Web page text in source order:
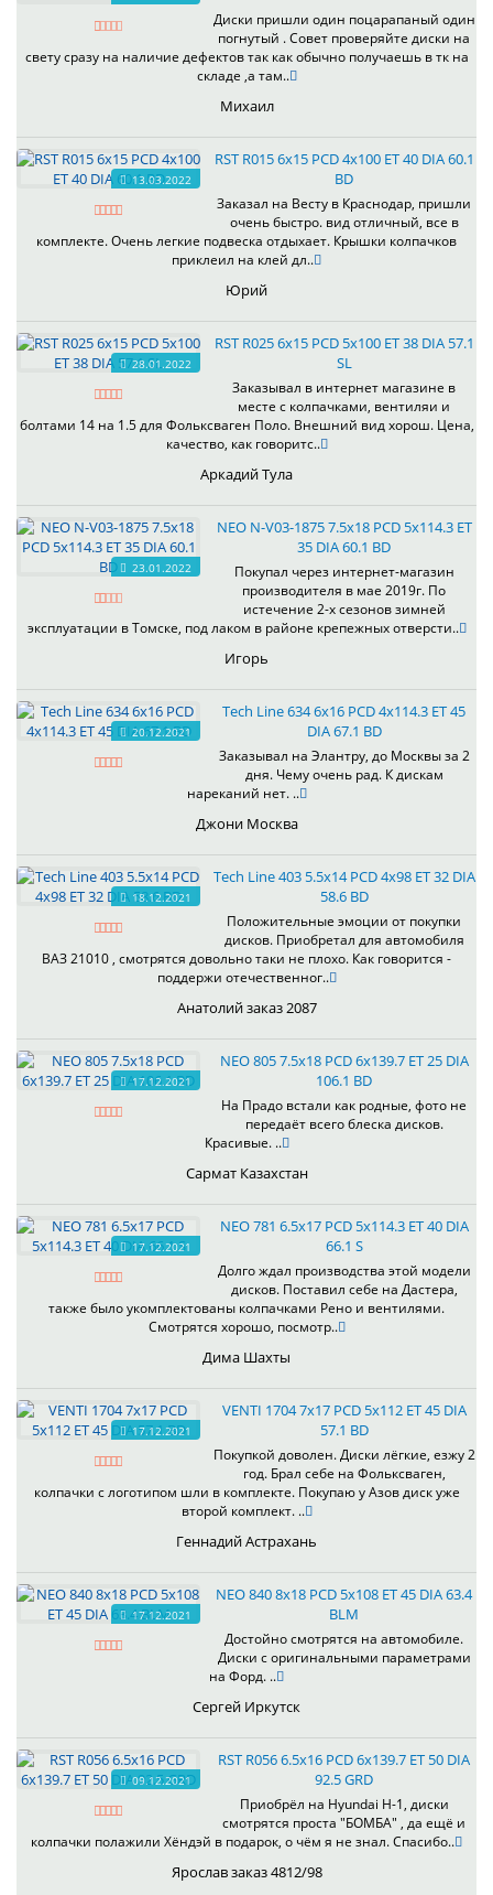
Диски пришли один поцарапаный один
погнутый . Совет проверяйте диски на
свету сразу на наличие дефектов так как обычно получаешь в тк на
складе ,а там..
Михаил
13.03.2022
RST R015 6x15 PCD 4x100 ET 40 DIA 60.1
BD
Заказал на Весту в Краснодар, пришли
очень быстро. вид отличный, все в
комплекте. Очень легкие подвеска отдыхает. Крышки колпачков
приклеил на клей дл..
Юрий
28.01.2022
RST R025 6x15 PCD 5x100 ET 38 DIA 57.1
SL
Заказывал в интернет магазине в
месте с колпачками, вентиляи и
болтами 14 на 1.5 для Фольксваген Поло. Внешний вид хорош. Цена,
качество, как говоритс..
Аркадий Тула
23.01.2022
NEO N-V03-1875 7.5x18 PCD 5x114.3 ET
35 DIA 60.1 BD
Покупал через интернет-магазин
производителя в мае 2019г. По
истечение 2-х сезонов зимней
эксплуатации в Томске, под лаком в районе крепежных отверсти..
Игорь
20.12.2021
Tech Line 634 6x16 PCD 4x114.3 ET 45
DIA 67.1 BD
Заказывал на Элантру, до Москвы за 2
дня. Чему очень рад. К дискам
нареканий нет. ..
Джони Москва
18.12.2021
Tech Line 403 5.5x14 PCD 4x98 ET 32 DIA
58.6 BD
Положительные эмоции от покупки
дисков. Приобретал для автомобиля
ВАЗ 21010 , смотрятся довольно таки не плохо. Как говорится -
поддержи отечественног..
Анатолий заказ 2087
17.12.2021
NEO 805 7.5x18 PCD 6x139.7 ET 25 DIA
106.1 BD
На Прадо встали как родные, фото не
передаёт всего блеска дисков.
Красивые. ..
Сармат Казахстан
17.12.2021
NEO 781 6.5x17 PCD 5x114.3 ET 40 DIA
66.1 S
Долго ждал производства этой модели
дисков. Поставил себе на Дастера,
также было укомплектованы колпачками Рено и вентилями.
Смотрятся хорошо, посмотр..
Дима Шахты
17.12.2021
VENTI 1704 7x17 PCD 5x112 ET 45 DIA
57.1 BD
Покупкой доволен. Диски лёгкие, езжу 2
год. Брал себе на Фольксваген,
колпачки с логотипом шли в комплекте. Покупаю у Азов диск уже
второй комплект. ..
Геннадий Астрахань
17.12.2021
NEO 840 8x18 PCD 5x108 ET 45 DIA 63.4
BLM
Достойно смотрятся на автомобиле.
Диски с оригинальными параметрами
на Форд. ..
Сергей Иркутск
09.12.2021
RST R056 6.5x16 PCD 6x139.7 ET 50 DIA
92.5 GRD
Приобрёл на Hyundai H-1, диски
смотрятся проста "БОМБА" , да ещё и
колпачки полажили Хёндэй в подарок, о чём я не знал. Спасибо..
Ярослав заказ 4812/98